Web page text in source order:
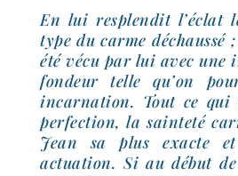
En lui res­plen­dit l’é­clat
type du carme déchaus­sé
été vécu par lui avec
fon­deur telle qu’on
incar­na­tion. Tout ce
per­fec­tion, la sain­te­té
Jean sa plus exacte
actua­tion. Si au début